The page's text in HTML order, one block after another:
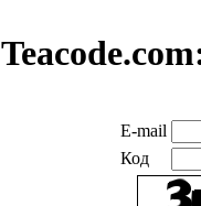
E-mail
Код